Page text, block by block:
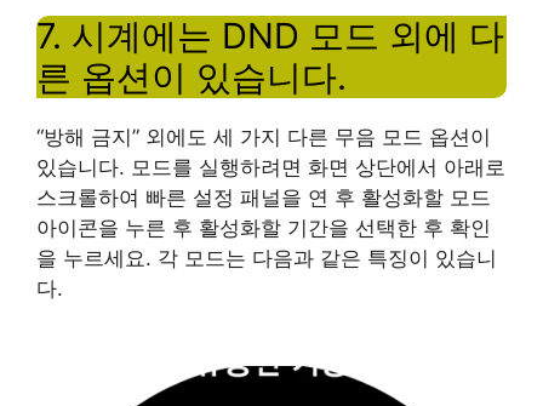
7. 시계에는 DND 모드 외에 다
른 옵션이 있습니다.
“방해 금지” 외에도 세 가지 다른 무음 모드 옵션이
있습니다. 모드를 실행하려면 화면 상단에서 아래로
스크롤하여 빠른 설정 패널을 연 후 활성화할 모드
아이콘을 누른 후 활성화할 기간을 선택한 후 확인
을 누르세요. 각 모드는 다음과 같은 특징이 있습니
다.